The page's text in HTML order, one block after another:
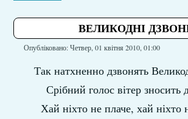
ВЕЛИКОДНІ
Опубліковано: Четвер, 01 квітня 2010, 01:00
Так натхненно дзвонять
Срібний голос вітер зносить
Хай ніхто не плаче, хай ніхто